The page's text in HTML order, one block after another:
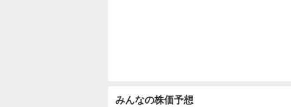
みんなの株価予想